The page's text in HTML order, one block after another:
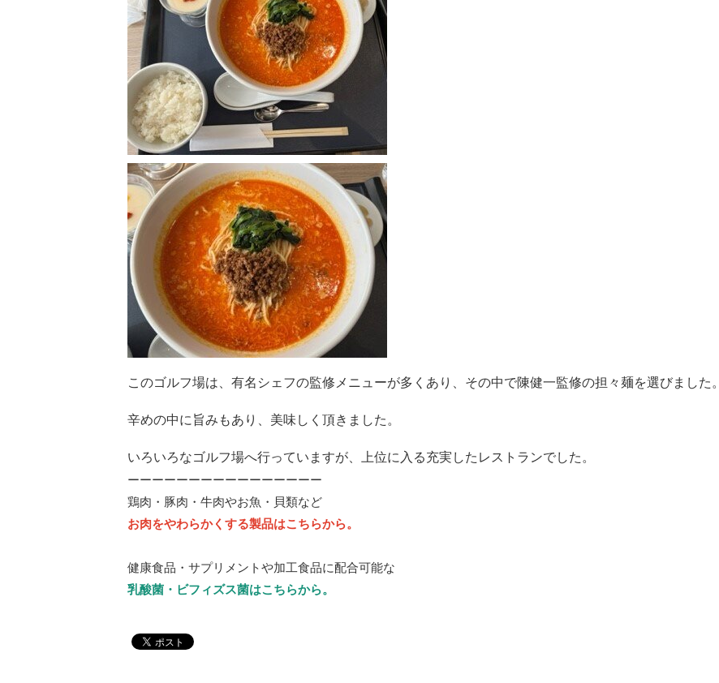
このゴルフ場は、有名シェフの監修メニューが多くあり、その中で陳健一監修の担々麺を選びました。
辛めの中に旨みもあり、美味しく頂きました。
いろいろなゴルフ場へ行っていますが、上位に入る充実したレストランでした。
ーーーーーーーーーーーーーーーー
鶏肉・豚肉・牛肉やお魚・貝類など
お肉をやわらかくする製品はこちらから。
健康食品・サプリメントや加工食品に配合可能な
乳酸菌・ビフィズス菌はこちらから。